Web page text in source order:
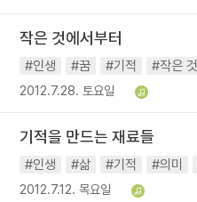
작은 것에서부터
#인생 #꿈 #기적 #작은 것
2012.7.28. 토요일
기적을 만드는 재료들
#인생 #삶 #기적 #의미
2012.7.12. 목요일